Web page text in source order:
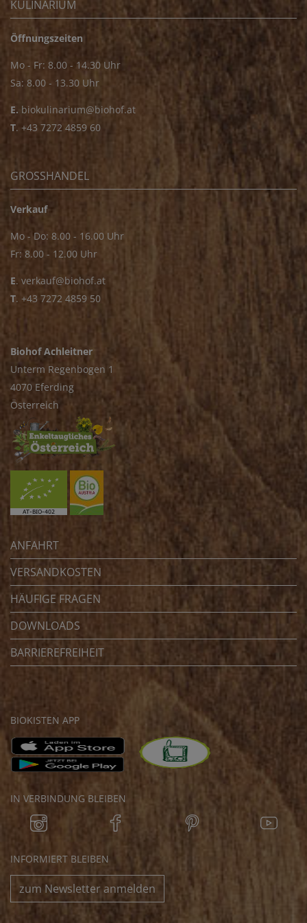
KULINARIUM
Öffnungszeiten
Mo - Fr: 8.00 - 14.30 Uhr
Sa: 8.00 - 13.30 Uhr
E. biokulinarium@biohof.at
T. +43 7272 4859 60
GROSSHANDEL
Verkauf
Mo - Do: 8.00 - 16.00 Uhr
Fr: 8.00 - 12.00 Uhr
E. verkauf@biohof.at
T. +43 7272 4859 50
Biohof Achleitner
Unterm Regenbogen 1
4070 Eferding
Österreich
ANFAHRT
VERSANDKOSTEN
HÄUFIGE FRAGEN
DOWNLOADS
BARRIEREFREIHEIT
BIOKISTEN APP
IN VERBINDUNG BLEIBEN
INFORMIERT BLEIBEN
zum Newsletter anmelden